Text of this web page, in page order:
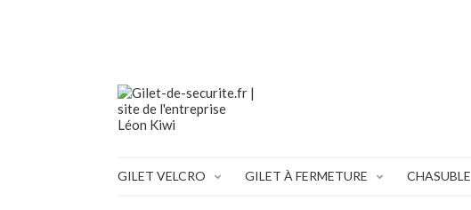
GILET VELCRO GILET À FERMETURE CHASUBLE